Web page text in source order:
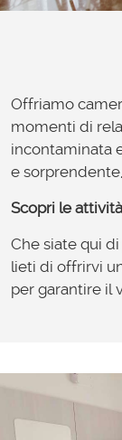
Offriamo
momenti di
incontaminata
e
Scopri le
Che siate qui
lieti di offrirvi
per garantire il